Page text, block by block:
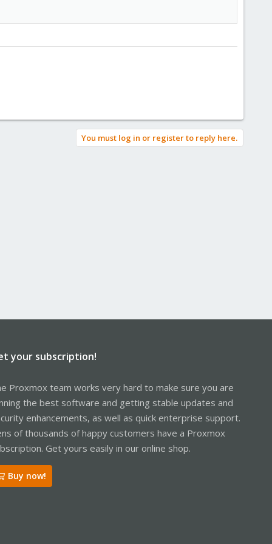
You must log in or register to reply here.
your subscription!
Proxmox team works very hard to make sure you are
the best software and getting stable updates and
enhancements, as well as quick enterprise support.
of thousands of happy customers have a Proxmox
Get yours easily in our online shop.
Buy now!